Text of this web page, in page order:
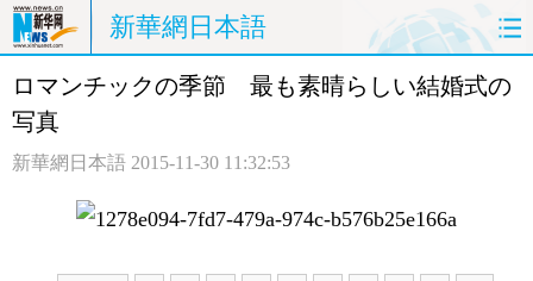
新華網日本語
ホームページ 政治 経済
観光 評論 写真
中日対訳
ロマンチックの季節 最も素晴らしい結婚式の
写真
新華網日本語 2015-11-30 11:32:53